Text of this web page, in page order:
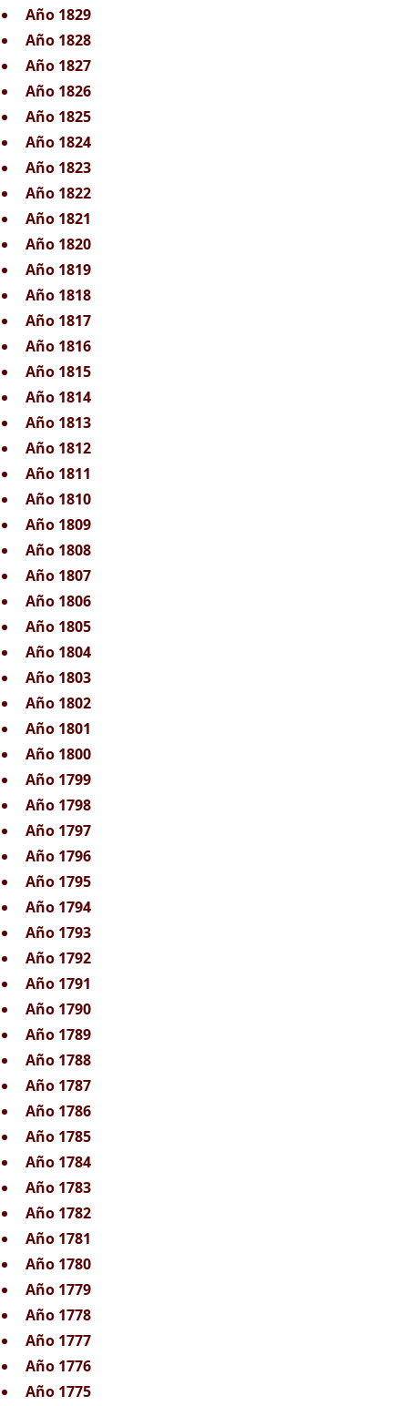
Año 1829
Año 1828
Año 1827
Año 1826
Año 1825
Año 1824
Año 1823
Año 1822
Año 1821
Año 1820
Año 1819
Año 1818
Año 1817
Año 1816
Año 1815
Año 1814
Año 1813
Año 1812
Año 1811
Año 1810
Año 1809
Año 1808
Año 1807
Año 1806
Año 1805
Año 1804
Año 1803
Año 1802
Año 1801
Año 1800
Año 1799
Año 1798
Año 1797
Año 1796
Año 1795
Año 1794
Año 1793
Año 1792
Año 1791
Año 1790
Año 1789
Año 1788
Año 1787
Año 1786
Año 1785
Año 1784
Año 1783
Año 1782
Año 1781
Año 1780
Año 1779
Año 1778
Año 1777
Año 1776
Año 1775